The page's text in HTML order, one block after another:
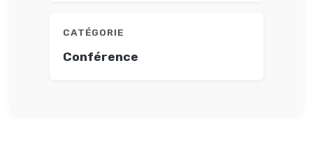
CATÉGORIE
Conférence